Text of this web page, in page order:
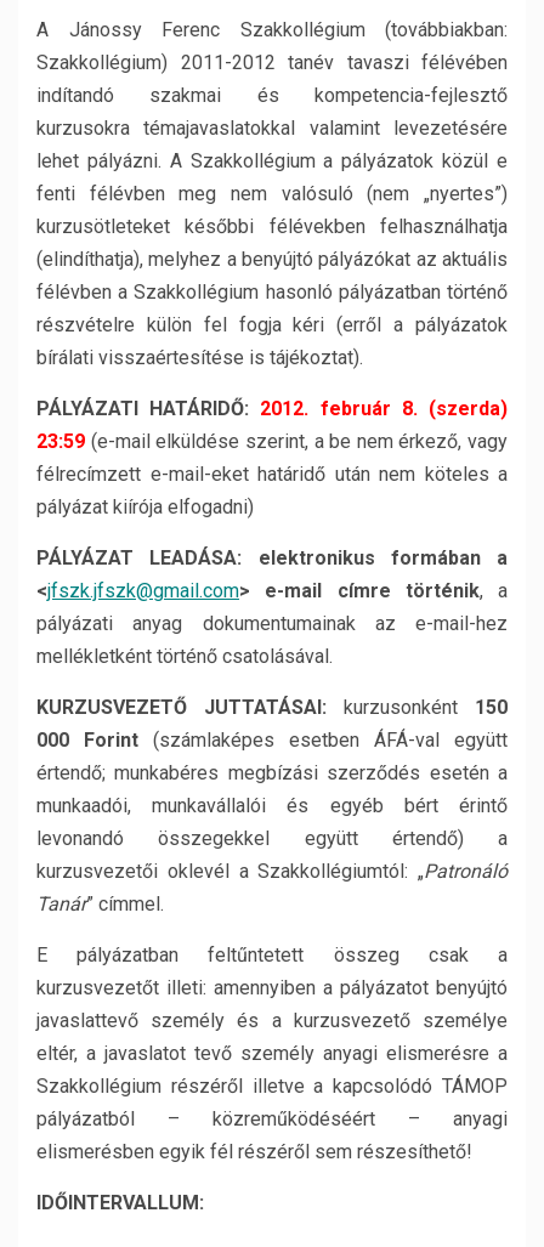
A Jánossy Ferenc Szakkollégium (továbbiakban:
Szakkollégium) 2011-2012 tanév tavaszi félévében
indítandó szakmai és kompetencia-fejlesztő
kurzusokra témajavaslatokkal valamint levezetésére
lehet pályázni. A Szakkollégium a pályázatok közül e
fenti félévben meg nem valósuló (nem „nyertes”)
kurzusötleteket későbbi félévekben felhasználhatja
(elindíthatja), melyhez a benyújtó pályázókat az aktuális
félévben a Szakkollégium hasonló pályázatban történő
részvételre külön fel fogja kéri (erről a pályázatok
bírálati visszaértesítése is tájékoztat).
PÁLYÁZATI HATÁRIDŐ: 2012. február 8. (szerda)
23:59 (e-mail elküldése szerint, a be nem érkező, vagy
félrecímzett e-mail-eket határidő után nem köteles a
pályázat kiírója elfogadni)
PÁLYÁZAT LEADÁSA:
elektronikus formában a
<jfszk.jfszk@gmail.com> e-mail címre történik, a
pályázati anyag dokumentumainak az e-mail-hez
mellékletként történő csatolásával.
KURZUSVEZETŐ JUTTATÁSAI: kurzusonként 150
000 Forint (számlaképes esetben ÁFÁ-val együtt
értendő; munkabéres megbízási szerződés esetén a
munkaadói, munkavállalói és egyéb bért érintő
levonandó összegekkel együtt értendő) a
kurzusvezetői oklevél a Szakkollégiumtól: „Patronáló
Tanár” címmel.
E pályázatban feltűntetett összeg csak a
kurzusvezetőt illeti: amennyiben a pályázatot benyújtó
javaslattevő személy és a kurzusvezető személye
eltér, a javaslatot tevő személy anyagi elismerésre a
Szakkollégium részéről illetve a kapcsolódó TÁMOP
pályázatból – közreműködéséért – anyagi
elismerésben egyik fél részéről sem részesíthető!
IDŐINTERVALLUM: